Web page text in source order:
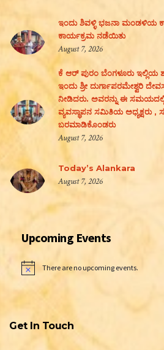
ಇಂದು ಶಿವಳ್ಳಿ ಭಜನಾ ಮಂಡಳಿಯ
ಕಾರ್ಯಕ್ರಮ ನಡೆಯಿತು
August 7, 2026
ಕೆ ಆರ್ ಪುರಂ ಬೆಂಗಳೂರು ಇಲ್ಲಿಯ
ಇಂದು ಶ್ರೀ ದುರ್ಗಾಪರಮೇಶ್ವರಿ
ನೀಡಿದರು. ಅವರನ್ನು ಈ
ವ್ಯವಸ್ಥಾಪನ ಸಮಿತಿಯ ಅಧ್ಯಕ್ಷರು ,
ಬರಮಾಡಿಕೊಂಡರು
August 7, 2026
Today’s Alankara
August 7, 2026
Upcoming Events
Notice There are no upcoming events.
Get In Touch